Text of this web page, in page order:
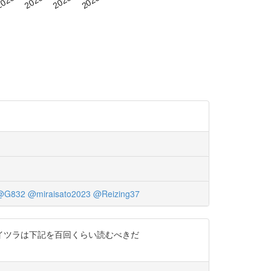
@miraisato2023 @Reizing37
ラは下記を百回くらい読むべきだ